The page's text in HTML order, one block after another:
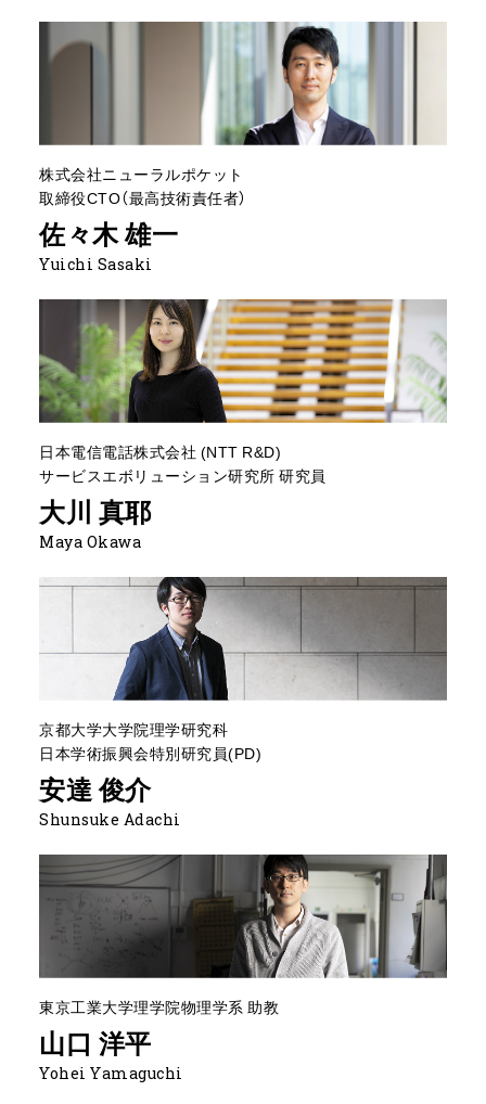
株式会社ニューラルポケット
取締役CTO（最高技術責任者）
佐々木 雄一
Yuichi Sasaki
日本電信電話株式会社 (NTT R&D)
サービスエボリューション研究所 研究員
大川 真耶
Maya Okawa
京都大学大学院理学研究科
日本学術振興会特別研究員(PD)
安達 俊介
Shunsuke Adachi
東京工業大学理学院物理学系 助教
山口 洋平
Yohei Yamaguchi